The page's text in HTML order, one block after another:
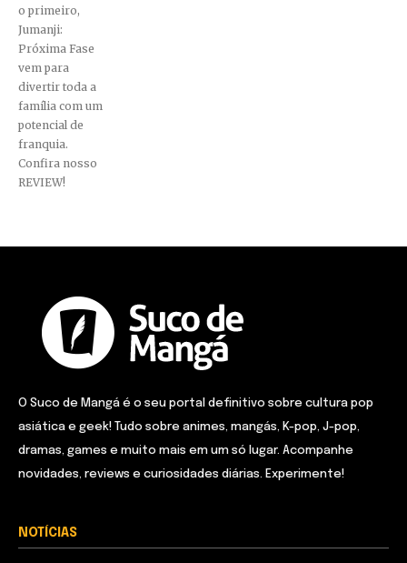
o primeiro,
Jumanji:
Próxima Fase
vem para
divertir toda a
família com um
potencial de
franquia.
Confira nosso
REVIEW!
O Suco de Mangá é o seu portal definitivo sobre cultura pop
asiática e geek! Tudo sobre animes, mangás, K-pop, J-pop,
dramas, games e muito mais em um só lugar. Acompanhe
novidades, reviews e curiosidades diárias. Experimente!
NOTÍCIAS